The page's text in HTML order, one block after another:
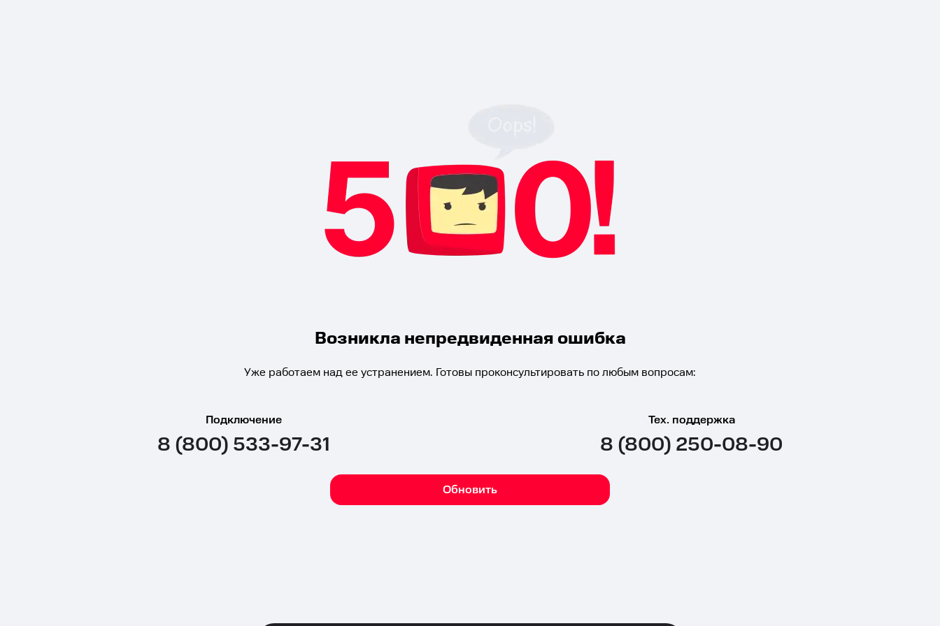
Возникла непредвиденная ошибка
Уже работаем над ее устранением. Готовы проконсультировать по любым вопросам:
Подключение
8 (800) 533-97-31
Тех. поддержка
8 (800) 250-08-90
Обновить